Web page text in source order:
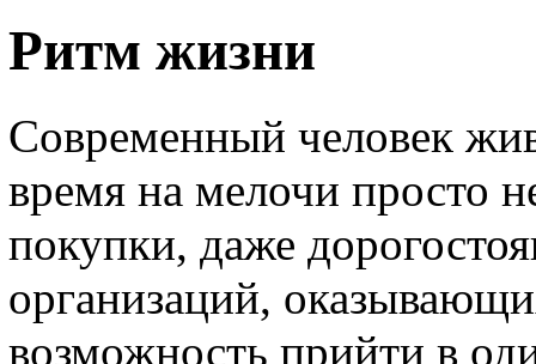
Ритм жизни
Современный человек
время на мелочи просто
покупки, даже
организаций,
возможность прийти в